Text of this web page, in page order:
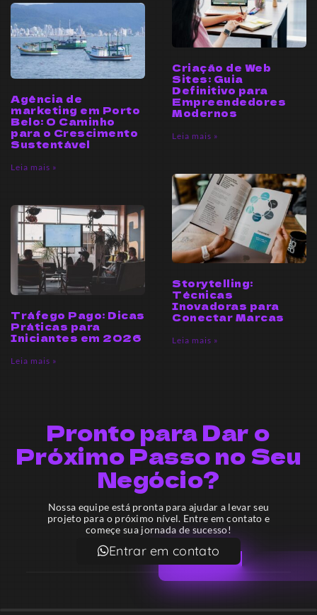
Agência de
marketing em Porto
Belo: O Caminho
para o Crescimento
Sustentável
Leia mais »
Criação de Web
Sites: Guia
Definitivo para
Empreendedores
Modernos
Leia mais »
Tráfego Pago: Dicas
Práticas para
Iniciantes em 2026
Leia mais »
Storytelling:
Técnicas
Inovadoras para
Conectar Marcas
Leia mais »
Pronto para Dar o
Próximo Passo no Seu
Negócio?
Nossa equipe está pronta para ajudar a levar seu
projeto para o próximo nível. Entre em contato e
começe sua jornada de sucesso!
Entrar em contato